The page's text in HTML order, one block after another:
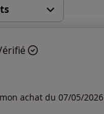
achat du 07/05/2026